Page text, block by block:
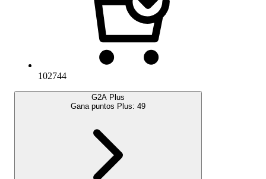
102744
G2A Plus
Gana puntos Plus: 49